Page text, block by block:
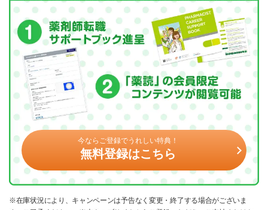
今ならご登録でうれしい特典！
無料登録はこちら
※在庫状況により、キャンペーンは予告なく変更・終了する場合がございま